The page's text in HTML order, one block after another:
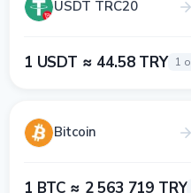
USDT TRC20
1 USDT ≈ 44.58 TRY 1
Bitcoin
1 BTC ≈ 2 563 719 TRY